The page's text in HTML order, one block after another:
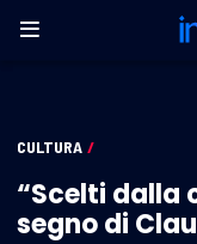
CULTURA /
“Scelti dalla
segno di